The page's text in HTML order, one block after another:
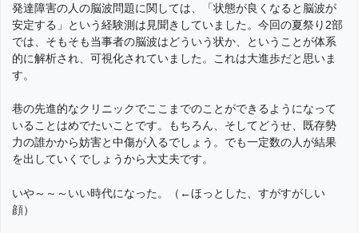
発達障害の人の脳波問題に関しては、「状態が良くなると脳波が
安定する」という経験測は見聞きしていました。今回の夏祭り2部
では、そもそも当事者の脳波はどういう状か、ということが体系
的に解析され、可視化されていました。これは大進歩だと思いま
す。
巷の先進的なクリニックでここまでのことができるようになって
いることはめでたいことです。もちろん、そしてどうせ、既存勢
力の誰かから妨害と中傷が入るでしょう。でも一定数の人が結果
を出していくでしょうから大丈夫です。
いや～～～いい時代になった。（←ほっとした、すがすがしい
顔）